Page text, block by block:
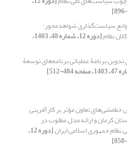
سیاست‌گذاری شواهدمحور:
نظام [دوره 12، شماره 48، 1403،
تدوین برنامۀ عملیاتی برنامه‌های توسعۀ
تعاون مؤثر بر کارآفرینی
کرمان و ارائه مدل مطلوب در
جمهوری اسلامی ایران [دوره 12،